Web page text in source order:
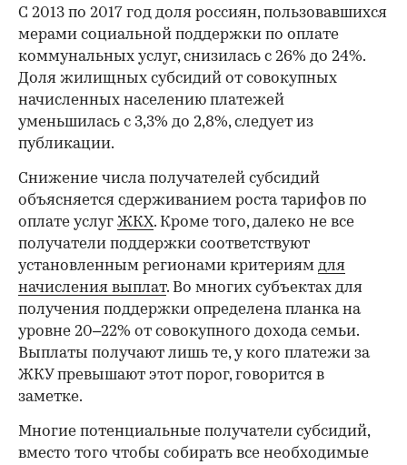
С 2013 по 2017 год доля россиян, пользовавшихся
мерами социальной поддержки по оплате
коммунальных услуг, снизилась с 26% до 24%.
Доля жилищных субсидий от совокупных
начисленных населению платежей
уменьшилась с 3,3% до 2,8%, следует из
публикации.
Снижение числа получателей субсидий
объясняется сдерживанием роста тарифов по
оплате услуг ЖКХ. Кроме того, далеко не все
получатели поддержки соответствуют
установленным регионами критериям для
начисления выплат. Во многих субъектах для
получения поддержки определена планка на
уровне 20–22% от совокупного дохода семьи.
Выплаты получают лишь те, у кого платежи за
ЖКУ превышают этот порог, говорится в
заметке.
Многие потенциальные получатели субсидий,
вместо того чтобы собирать все необходимые